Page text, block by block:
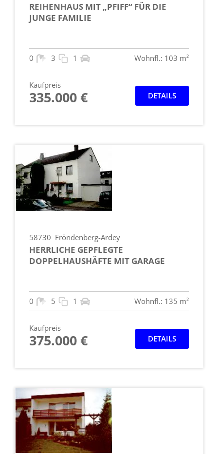
REIHENHAUS MIT „PFIFF“ FÜR DIE
JUNGE FAMILIE
0 3 1 Wohnfl.: 103 m²
Kaufpreis
335.000 € DETAILS
58730 Fröndenberg-Ardey
HERRLICHE GEPFLEGTE
DOPPELHAUSHÄFTE MIT GARAGE
0 5 1 Wohnfl.: 135 m²
Kaufpreis
375.000 € DETAILS